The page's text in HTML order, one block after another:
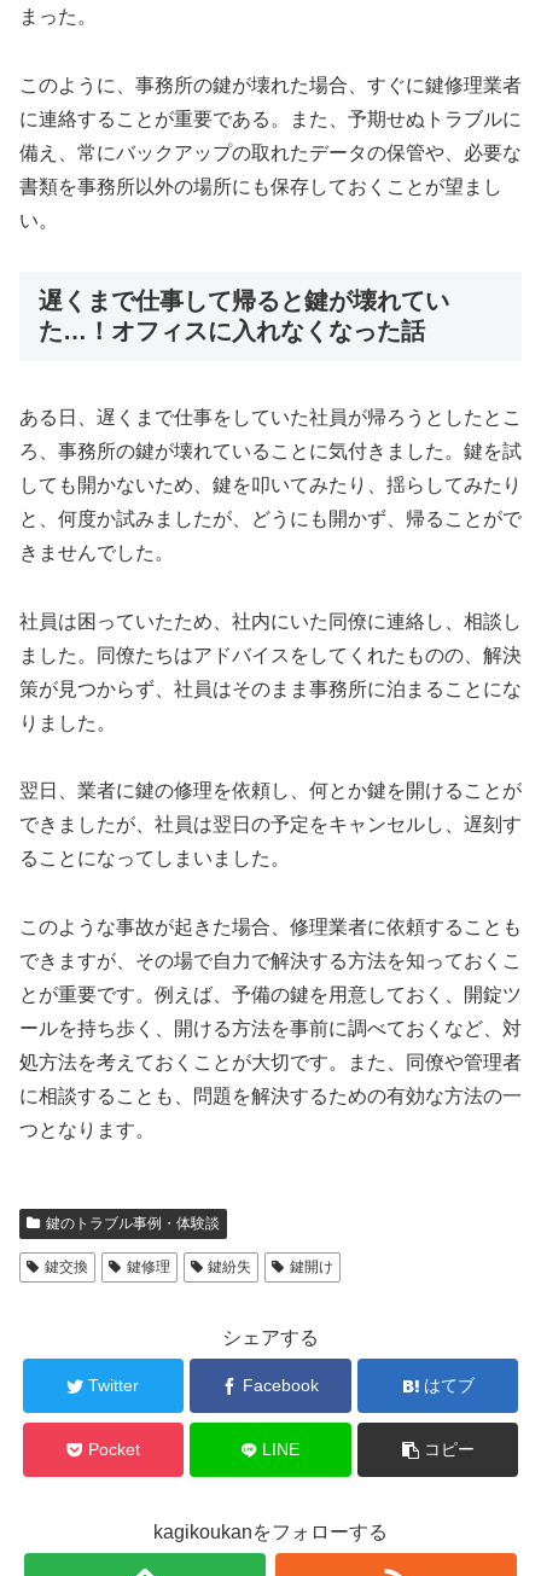
まった。
このように、事務所の鍵が壊れた場合、すぐに鍵修理業者
に連絡することが重要である。また、予期せぬトラブルに
備え、常にバックアップの取れたデータの保管や、必要な
書類を事務所以外の場所にも保存しておくことが望まし
い。
遅くまで仕事して帰ると鍵が壊れてい
た…！オフィスに入れなくなった話
ある日、遅くまで仕事をしていた社員が帰ろうとしたとこ
ろ、事務所の鍵が壊れていることに気付きました。鍵を試
しても開かないため、鍵を叩いてみたり、揺らしてみたり
と、何度か試みましたが、どうにも開かず、帰ることがで
きませんでした。
社員は困っていたため、社内にいた同僚に連絡し、相談し
ました。同僚たちはアドバイスをしてくれたものの、解決
策が見つからず、社員はそのまま事務所に泊まることにな
りました。
翌日、業者に鍵の修理を依頼し、何とか鍵を開けることが
できましたが、社員は翌日の予定をキャンセルし、遅刻す
ることになってしまいました。
このような事故が起きた場合、修理業者に依頼することも
できますが、その場で自力で解決する方法を知っておくこ
とが重要です。例えば、予備の鍵を用意しておく、開錠ツ
ールを持ち歩く、開ける方法を事前に調べておくなど、対
処方法を考えておくことが大切です。また、同僚や管理者
に相談することも、問題を解決するための有効な方法の一
つとなります。
鍵のトラブル事例・体験談
鍵交換 鍵修理 鍵紛失 鍵開け
シェアする
Twitter Facebook はてブ
Pocket LINE コピー
kagikoukanをフォローする